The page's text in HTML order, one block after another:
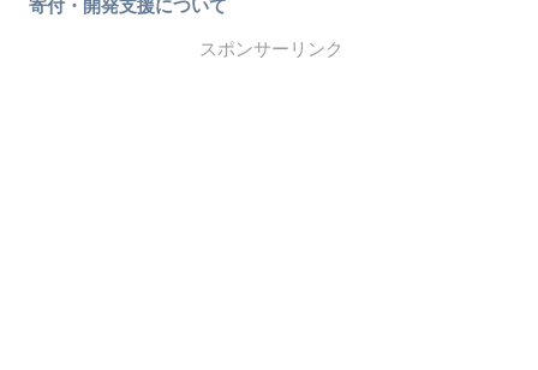
寄付・開発支援について
スポンサーリンク